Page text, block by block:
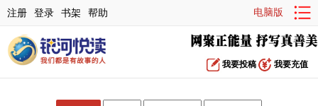
注册 登录 书架 帮助 电脑版
我要投稿 我要充值